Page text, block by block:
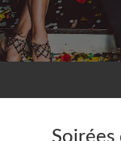
Soirées